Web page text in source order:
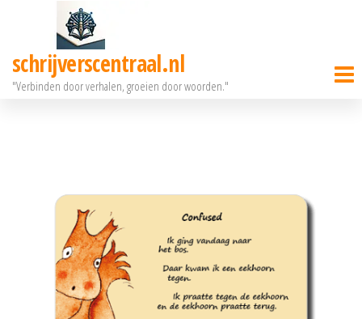
deschrijverscentraal.nl
"Verbinden door verhalen, groeien door woorden."